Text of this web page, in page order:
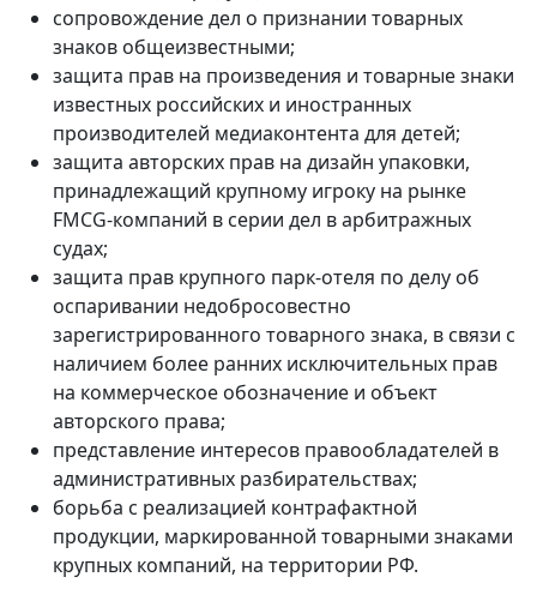
сопровождение дел о признании товарных
знаков общеизвестными;
защита прав на произведения и товарные знаки
известных российских и иностранных
производителей медиаконтента для детей;
защита авторских прав на дизайн упаковки,
принадлежащий крупному игроку на рынке
FMCG-компаний в серии дел в арбитражных
судах;
защита прав крупного парк-отеля по делу об
оспаривании недобросовестно
зарегистрированного товарного знака, в связи с
наличием более ранних исключительных прав
на коммерческое обозначение и объект
авторского права;
представление интересов правообладателей в
административных разбирательствах;
борьба с реализацией контрафактной
продукции, маркированной товарными знаками
крупных компаний, на территории РФ.